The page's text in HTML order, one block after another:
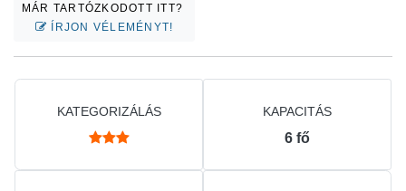
MÁR TARTÓZKODOTT ITT?
ÍRJON VÉLEMÉNYT!
KATEGORIZÁLÁS KAPACITÁS
6 fő